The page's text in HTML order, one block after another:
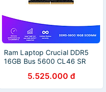
Ram Laptop Crucial DDR5
16GB Bus 5600 CL46 SR
CT16G56C46S5 - Hàng
chính hãng
5.525.000 đ